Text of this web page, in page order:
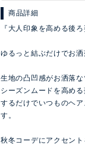
商品詳細
『大人印象を高める後ろ
ゆるっと結ぶだけでお
生地の凸凹感がお洒落な
シーズンムードを高め
するだけでいつものヘ
す。
秋冬コーデにアクセン